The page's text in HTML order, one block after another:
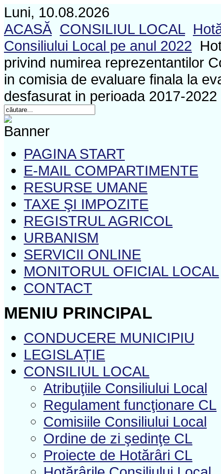
Luni, 10.08.2026
ACASĂ CONSILIUL LOCAL
Consiliului Local pe anul 2022
privind numirea reprezentantilor
in comisia de evaluare finala la
desfasurat in perioada 2017-
PAGINA START
E-MAIL COMPARTIMENTE
RESURSE UMANE
TAXE ŞI IMPOZITE
REGISTRUL AGRICOL
URBANISM
SERVICII ONLINE
MONITORUL OFICIAL LOCAL
CONTACT
MENIU PRINCIPAL
CONDUCERE MUNICIPIU
LEGISLAȚIE
CONSILIUL LOCAL
Atribuţiile Consiliului Local
Regulament funcţionare CL
Comisiile Consiliului Local
Ordine de zi şedinţe CL
Proiecte de Hotărâri CL